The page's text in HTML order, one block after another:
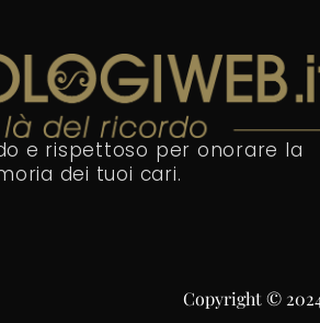
e rispettoso per onorare la
dei tuoi cari.
Copyright ©